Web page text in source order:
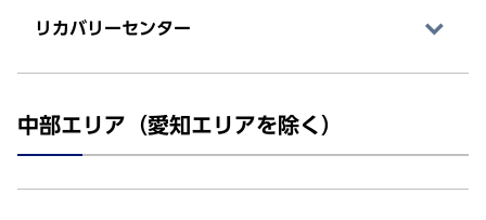
リカバリーセンター
中部エリア（愛知エリアを除く）